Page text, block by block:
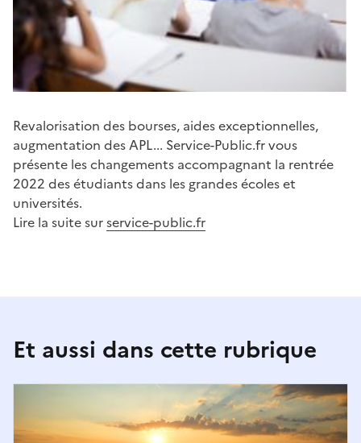
Revalorisation des bourses, aides exceptionnelles,
augmentation des APL... Service-Public.fr vous
présente les changements accompagnant la rentrée
2022 des étudiants dans les grandes écoles et
universités.
Lire la suite surservice-public.fr
Et aussi dans cette rubrique